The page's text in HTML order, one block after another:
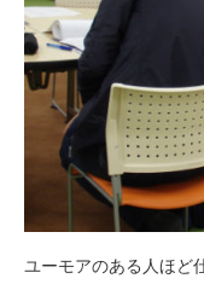
ユーモアのある人ほど